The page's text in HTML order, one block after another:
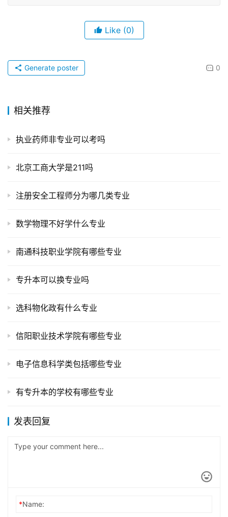
Like (0)
0
Generate poster
相关推荐
执业药师非专业可以考吗
北京工商大学是211吗
注册安全工程师分为哪几类专业
数学物理不好学什么专业
南通科技职业学院有哪些专业
专升本可以换专业吗
选科物化政有什么专业
信阳职业技术学院有哪些专业
电子信息科学类包括哪些专业
有专升本的学校有哪些专业
发表回复
*Name: